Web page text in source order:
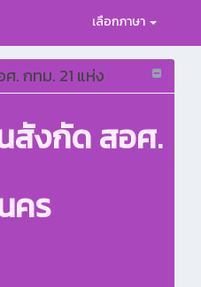
เลือกภาษา
. กทม. 21 แห่ง
สังกัด สอศ.
คร